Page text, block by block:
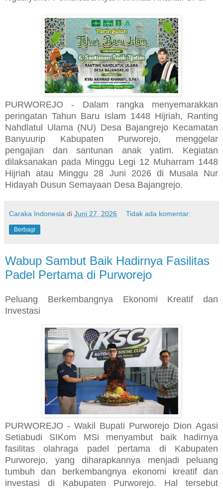
PURWOREJO - Dalam rangka menyemarakkan
peringatan Tahun Baru Islam 1448 Hijriah, Ranting
Nahdlatul Ulama (NU) Desa Bajangrejo Kecamatan
Banyuurip Kabupaten Purworejo, menggelar
pengajian dan santunan anak yatim. Kegiatan
dilaksanakan pada Minggu Legi 12 Muharram 1448
Hijriah atau Minggu 28 Juni 2026 di Musala Nur
Hidayah Dusun Semayaan Desa Bajangrejo.
Caraka Indonesia di Juni 27, 2026 Tidak ada komentar:
Berbagi
Wabup Sambut Baik Hadirnya Fasilitas
Padel Pertama di Purworejo
Peluang Berkembangnya Ekonomi Kreatif dan
Investasi
PURWOREJO - Wakil Bupati Purworejo Dion Agasi
Setiabudi SIKom MSi menyambut baik hadirnya
fasilitas olahraga padel pertama di Kabupaten
Purworejo, yang diharapkannya menjadi peluang
tumbuh dan berkembangnya ekonomi kreatif dan
investasi di Kabupaten Purworejo. Hal tersebut